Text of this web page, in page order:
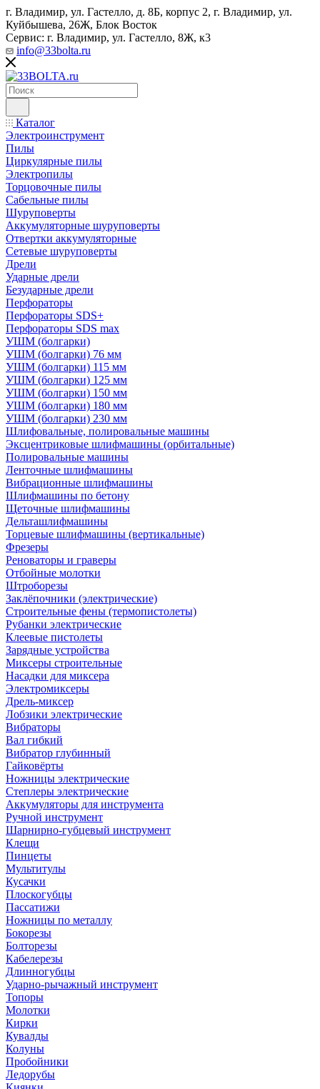
г. Владимир, ул. Гастелло, д. 8Б, корпус 2, г. Владимир, ул. ​
Куйбышева, 26Ж, Блок Восток
Сервис: г. Владимир, ул. Гастелло, 8Ж, к3
info@33bolta.ru
Каталог
Электроинструмент
Пилы
Циркулярные пилы
Электропилы
Торцовочные пилы
Сабельные пилы
Шуруповерты
Аккумуляторные шуруповерты
Отвертки аккумуляторные
Сетевые шуруповерты
Дрели
Ударные дрели
Безударные дрели
Перфораторы
Перфораторы SDS+
Перфораторы SDS max
УШМ (болгарки)
УШМ (болгарки) 76 мм
УШМ (болгарки) 115 мм
УШМ (болгарки) 125 мм
УШМ (болгарки) 150 мм
УШМ (болгарки) 180 мм
УШМ (болгарки) 230 мм
Шлифовальные, полировальные машины
Эксцентриковые шлифмашины (орбитальные)
Полировальные машины
Ленточные шлифмашины
Вибрационные шлифмашины
Шлифмашины по бетону
Щеточные шлифмашины
Дельташлифмашины
Торцевые шлифмашины (вертикальные)
Фрезеры
Реноваторы и граверы
Отбойные молотки
Штроборезы
Заклёпочники (электрические)
Строительные фены (термопистолеты)
Рубанки электрические
Клеевые пистолеты
Зарядные устройства
Миксеры строительные
Насадки для миксера
Электромиксеры
Дрель-миксер
Лобзики электрические
Вибраторы
Вал гибкий
Вибратор глубинный
Гайковёрты
Ножницы электрические
Степлеры электрические
Аккумуляторы для инструмента
Ручной инструмент
Шарнирно-губцевый инструмент
Клещи
Пинцеты
Мультитулы
Кусачки
Плоскогубцы
Пассатижи
Ножницы по металлу
Бокорезы
Болторезы
Кабелерезы
Длинногубцы
Ударно-рычажный инструмент
Топоры
Молотки
Кирки
Кувалды
Колуны
Пробойники
Ледорубы